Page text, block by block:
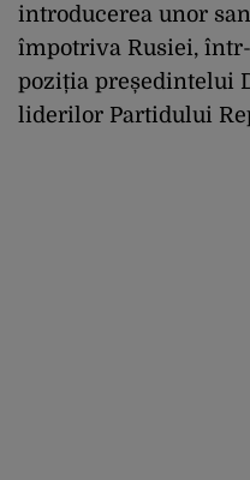
introducerea unor
împotriva Rusiei,
poziția președintelui
liderilor Partidului